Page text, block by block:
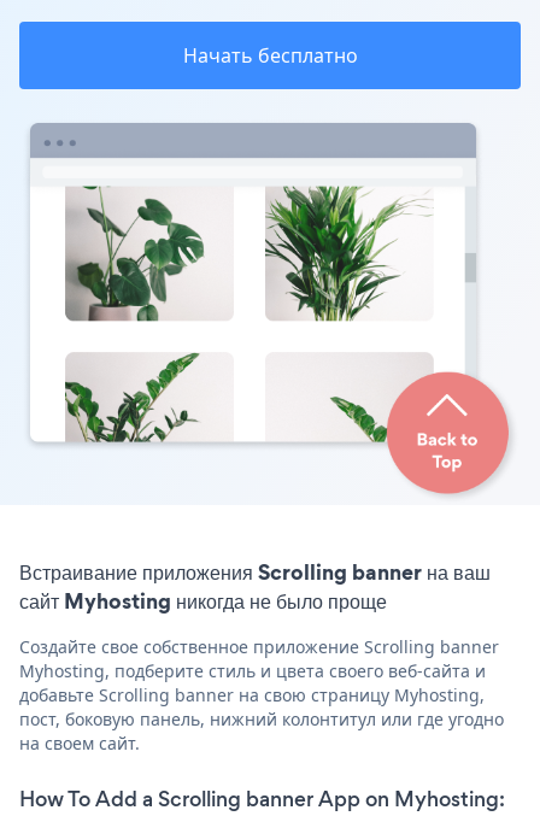
Начать бесплатно
Встраивание приложения Scrolling banner на ваш
сайт Myhosting никогда не было проще
Создайте свое собственное приложение Scrolling banner
Myhosting, подберите стиль и цвета своего веб-сайта и
добавьте Scrolling banner на свою страницу Myhosting,
пост, боковую панель, нижний колонтитул или где угодно
на своем сайт.
How To Add a Scrolling banner App on Myhosting: